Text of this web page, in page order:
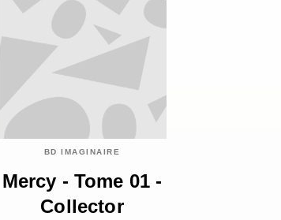
BD IMAGINAIRE
Mercy - Tome 01 -
Collector